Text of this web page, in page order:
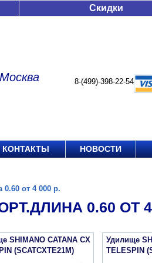
Скидки
8-(499)-398-22-54
КОНТАКТЫ НОВОСТИ
0.60 от 4 000 р.
0.60 ОТ 4
SHIMANO CATANA CX
(SCATCXTE21M)
Удилище
TELESPIN